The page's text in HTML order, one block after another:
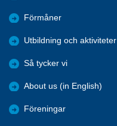
Förmåner
Utbildning och aktiviteter
Så tycker vi
About us (in English)
Föreningar